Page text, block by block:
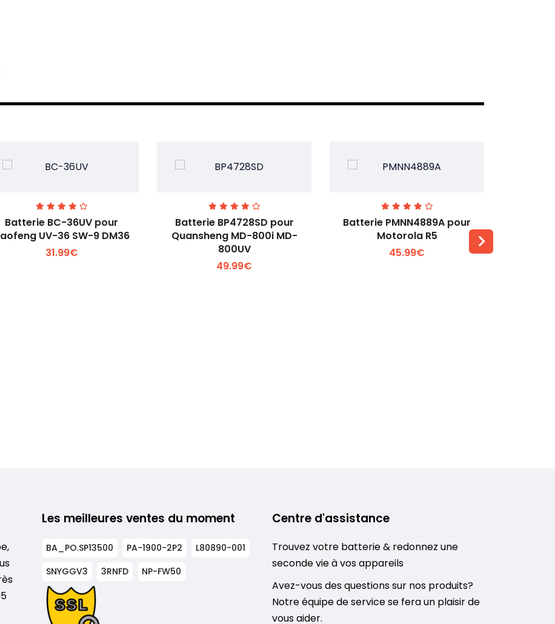
Voir plus +
Batterie BC-36UV pour
UV-36 SW-9 DM36
31.99€
Voir plus +
Batterie BP4728SD pour
Quansheng MD-800i MD-
800UV
49.99€
Voir plus +
Batterie PMNN4889A pour
Motorola R5
45.99€
Les meilleures ventes du moment
BA_PO.SP13500 PA-1900-2P2
L80890-001
SNYGGV3
3RNFD NP-FW50
Centre d'assistance
Trouvez votre batterie & redonnez une
seconde vie à vos appareils
Avez-vous des questions sur nos produits?
Notre équipe de service se fera un plaisir de
vous aider.